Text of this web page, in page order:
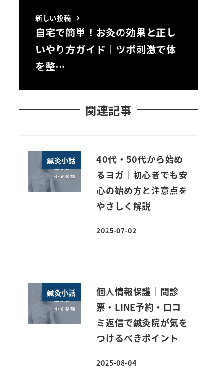
新しい投稿
自宅で簡単！お灸の効果と正し
いやり方ガイド｜ツボ刺激で体
を整…
関連記事
鍼灸小話
40代・50代から始め
るヨガ｜初心者でも安
心の始め方と注意点を
やさしく解説
投稿日
2025-07-02
鍼灸小話
個人情報保護｜問診
票・LINE予約・口コ
ミ返信で鍼灸院が気を
つけるべきポイント
投稿日
2025-08-04